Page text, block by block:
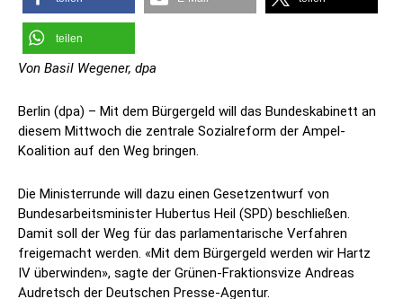
teilen
Von Basil Wegener, dpa
Berlin (dpa) – Mit dem Bürgergeld will das Bundeskabinett an
diesem Mittwoch die zentrale Sozialreform der Ampel-
Koalition auf den Weg bringen.
Die Ministerrunde will dazu einen Gesetzentwurf von
Bundesarbeitsminister Hubertus Heil (SPD) beschließen.
Damit soll der Weg für das parlamentarische Verfahren
freigemacht werden. «Mit dem Bürgergeld werden wir Hartz
IV überwinden», sagte der Grünen-Fraktionsvize Andreas
Audretsch der Deutschen Presse-Agentur.